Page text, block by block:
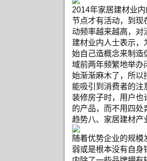
2014年家居建材业
节点才有活动，到现
动频率越来越高，对
建材业内人士表示，
始自己造概念来制造
域前两年频繁地举办
始渐渐麻木了，所以
能吸引到消费者的注
装修房子时，用户也
的产品，而不用四处
趋势八、家居建材产
随着优势企业的规
弱或是根本没有自身